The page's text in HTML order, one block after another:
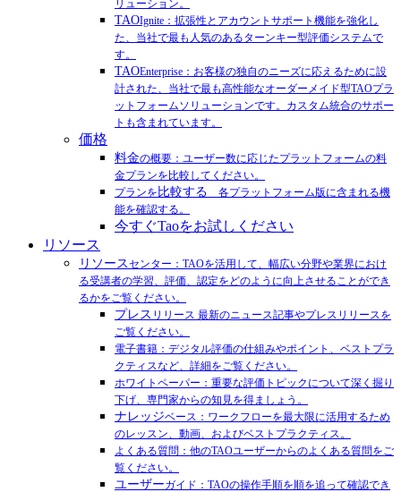
リューション。
TAOIgnite：拡張性とアカウントサポート機能を強化し
た、当社で最も人気のあるターンキー型評価システムで
す。
TAOEnterprise：お客様の独自のニーズに応えるために設
計された、当社で最も高性能なオーダーメイド型TAOプラ
ットフォームソリューションです。カスタム統合のサポー
トも含まれています。
価格
料金の概要：ユーザー数に応じたプラットフォームの料
金プランを比較してください。
プランを 比較する 各プラットフォーム版に含まれる機
能を確認する。
今すぐTaoをお試しください
リソース
リソースセンター：TAOを活用して、幅広い分野や業界におけ
る受講者の学習、評価、認定をどのように向上させることができ
るかをご覧ください。
プレス リリース 最新のニュース記事やプレスリリースを
ご覧ください。
電子書籍：デジタル評価の仕組みやポイント、ベストプラ
クティスなど、詳細をご覧ください。
ホワイトペーパー：重要な評価トピックについて深く掘り
下げ、専門家からの知見を得ましょう。
ナレッジベース：ワークフローを最大限に活用するため
のレッスン、動画、およびベストプラクティス。
よくある質問：他のTAOユーザーからのよくある質問をご
覧ください。
ユーザーガイド：TAOの操作手順を順を追って確認でき